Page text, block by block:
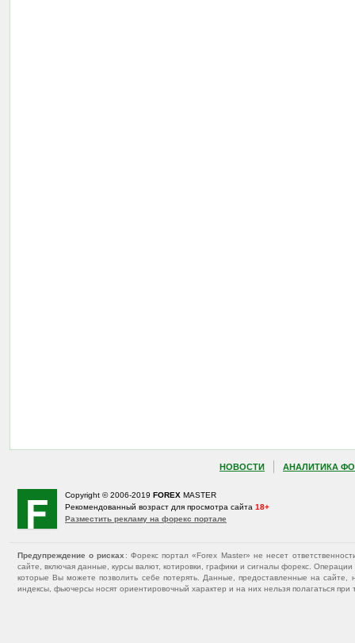
НОВОСТИ АНАЛИТИКА
Copyright © 2006-2019 FOREX MASTER
Рекомендованный возраст для просмотра сайта 18+
Разместить рекламу на форекс портале
Предупреждение о рисках : Форекс портал «Forex Master» не несет
сайте, включая данные, курсы валют, котировки, графики и сигналы форекс.
которые Вы можете позволить себе потерять. Данные, предоставленные на
индексы, фьючерсы носят ориентировочный характер и на них нельзя полагаться при